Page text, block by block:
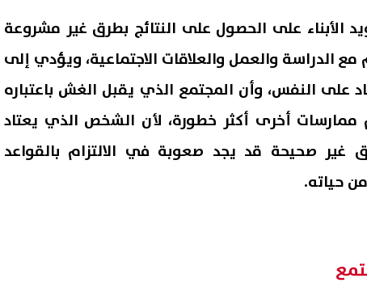
الأبناء على الحصول على النتائج بطرق غير مشروعة
الدراسة والعمل والعلاقات الاجتماعية، ويؤدي إلى
على النفس، وأن المجتمع الذي يقبل الغش باعتباره
ممارسات أخرى أكثر خطورة، لأن الشخص الذي يعتاد
غير صحيحة قد يجد صعوبة في الالتزام بالقواعد
حياته.